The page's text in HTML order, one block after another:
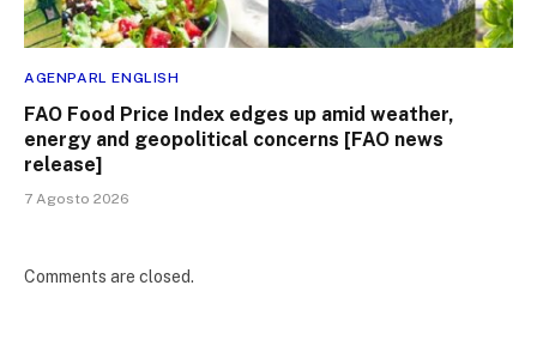
AGENPARL ENGLISH
FAO Food Price Index edges up amid weather,
energy and geopolitical concerns [FAO news
release]
7 Agosto 2026
Comments are closed.